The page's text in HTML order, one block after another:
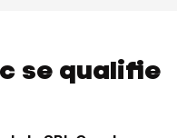
se qualifie